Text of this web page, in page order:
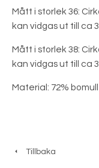
Mått i storlek 36:
kan vidgas ut till ca
Mått i storlek 38:
kan vidgas ut till ca
Material: 72%
Tillbaka